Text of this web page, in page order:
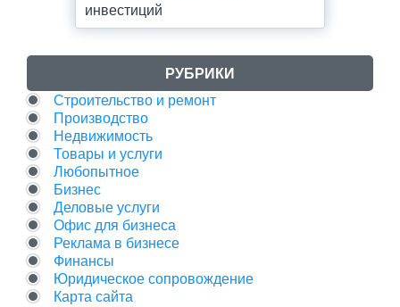
инвестиций
РУБРИКИ
Строительство и ремонт
Производство
Недвижимость
Товары и услуги
Любопытное
Бизнес
Деловые услуги
Офис для бизнеса
Реклама в бизнесе
Финансы
Юридическое сопровождение
Карта сайта